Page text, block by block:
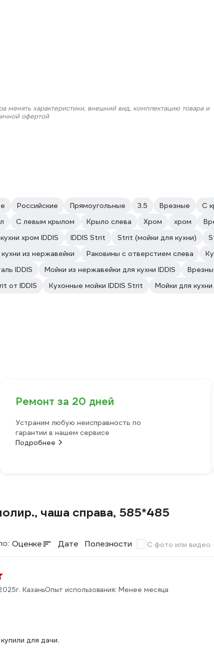
менять характеристики, внешний вид, комплектацию товара и
офертой
Российские Прямоугольные 3.5 Врезные С
С левым крылом Крыло слева Хром хром
хром IDDIS IDDIS Strit Strit (мойки для кухни)
из нержавейки Раковины с отверстием слева
IDDIS Мойки из нержавейки для кухни IDDIS
от IDDIS Кухонные мойки IDDIS Strit Мойки для
Ремонт за 20 дней
Устраним любую неисправность по
гарантии в нашем сервисе
Подробнее
чаша справа, 585*485
Оценке Дате Полезности С фото или видео
г. КазаньОпыт использования: Менее месяца
для дачи.